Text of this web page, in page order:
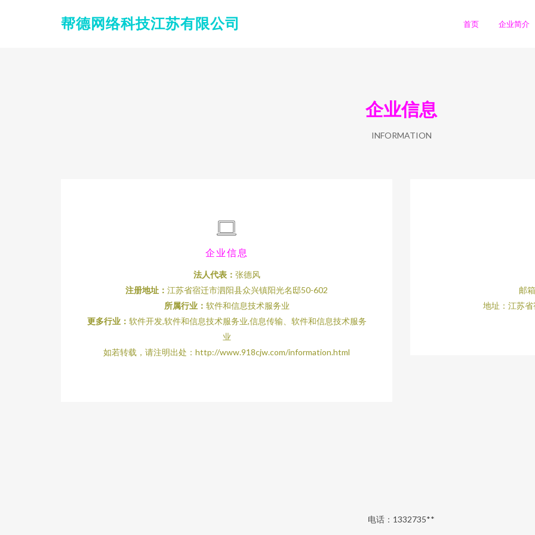
帮德网络科技江苏有限公司 首页 企业简介
企业信息
INFORMATION
企业信息
法人代表： 张德风
注册地址： 江苏省宿迁市泗阳县众兴镇阳光名邸50-602
所属行业： 软件和信息技术服务业
更多行业： 软件开发,软件和信息技术服务业,信息传输、软件和信息技术服务
业
如若转载，请注明出处：http://www.918cjw.com/information.html
邮
地址：江苏
电话：1332735**